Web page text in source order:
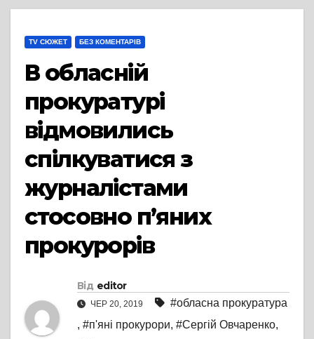
TV СЮЖЕТ БЕЗ КОМЕНТАРІВ
В обласній
прокуратурі
відмовились
спілкуватися з
журналістами
стосовно п’яних
прокурорів
Від editor
ЧЕР 20, 2019
#обласна прокуратура
, #п'яні прокурори, #Сергій Овчаренко,